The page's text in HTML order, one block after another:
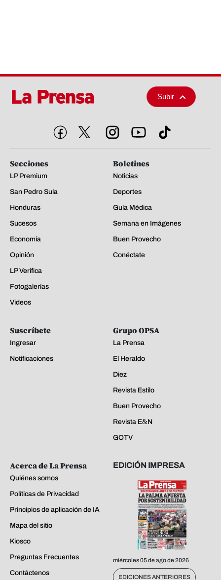
Subir
Secciones
LP Premium
San Pedro Sula
Honduras
Sucesos
Economía
Opinión
LP Verifica
Fotogalerías
Videos
Boletines
Noticias
Deportes
Guía Médica
Semana en Imágenes
Buen Provecho
Conéctate
Suscríbete
Ingresar
Notificaciones
Grupo OPSA
La Prensa
El Heraldo
Diez
Revista Estilo
Buen Provecho
Revista E&N
GOTV
Acerca de La Prensa
Quiénes somos
Políticas de Privacidad
Principios de aplicación de IA
Mapa del sitio
Kiosco
Preguntas Frecuentes
Contáctenos
EDICIÓN IMPRESA
miércoles 05 de ago de 2026
EDICIONES ANTERIORES